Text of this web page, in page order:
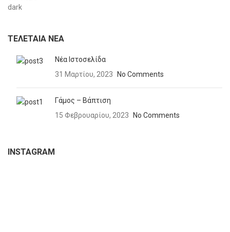
ΤΕΛΕΤΑΊΑ ΝΈΑ
Νέα Ιστοσελίδα
31 Μαρτίου, 2023
No Comments
Γάμος – Βάπτιση
15 Φεβρουαρίου, 2023
No Comments
INSTAGRAM